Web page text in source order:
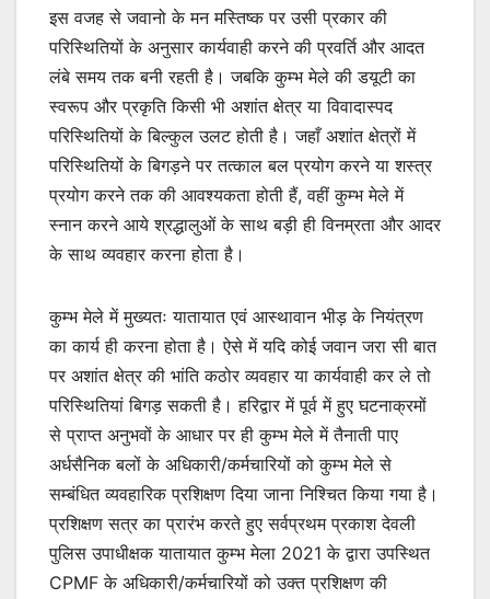
इस वजह से जवानो के मन मस्तिष्क पर उसी प्रकार की
परिस्थितियों के अनुसार कार्यवाही करने की प्रवर्ति और आदत
लंबे समय तक बनी रहती है। जबकि कुम्भ मेले की डयूटी का
स्वरूप और प्रकृति किसी भी अशांत क्षेत्र या विवादास्पद
परिस्थितियों के बिल्कुल उलट होती है। जहाँ अशांत क्षेत्रों में
परिस्थितियों के बिगड़ने पर तत्काल बल प्रयोग करने या शस्त्र
प्रयोग करने तक की आवश्यकता होती हैं, वहीं कुम्भ मेले में
स्नान करने आये श्रद्धालुओं के साथ बड़ी ही विनम्रता और आदर
के साथ व्यवहार करना होता है।
कुम्भ मेले में मुख्यतः यातायात एवं आस्थावान भीड़ के नियंत्रण
का कार्य ही करना होता है। ऐसे में यदि कोई जवान जरा सी बात
पर अशांत क्षेत्र की भांति कठोर व्यवहार या कार्यवाही कर ले तो
परिस्थितियां बिगड़ सकती है। हरिद्वार में पूर्व में हुए घटनाक्रमों
से प्राप्त अनुभवों के आधार पर ही कुम्भ मेले में तैनाती पाए
अर्धसैनिक बलों के अधिकारी/कर्मचारियों को कुम्भ मेले से
सम्बंधित व्यवहारिक प्रशिक्षण दिया जाना निश्चित किया गया है।
प्रशिक्षण सत्र का प्रारंभ करते हुए सर्वप्रथम प्रकाश देवली
पुलिस उपाधीक्षक यातायात कुम्भ मेला 2021 के द्वारा उपस्थित
CPMF के अधिकारी/कर्मचारियों को उक्त प्रशिक्षण की